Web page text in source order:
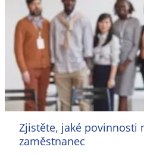
Zjistěte, jaké povinnosti
zaměstnanec